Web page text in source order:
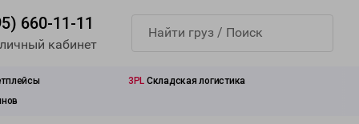
660-11-11
кабинет
3PL Складская логистика